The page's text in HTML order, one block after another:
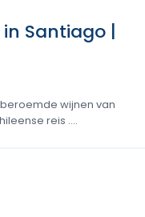
Santiago |
wijnen van
reis ....